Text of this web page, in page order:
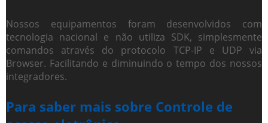
Nossos equipamentos foram desenvolvidos com
tecnologia nacional e não utiliza SDK, simplesmente
comandos através do protocolo TCP-IP e UDP via
Browser. Facilitando e diminuindo o tempo dos nossos
integradores.
Para saber mais sobre Controle de